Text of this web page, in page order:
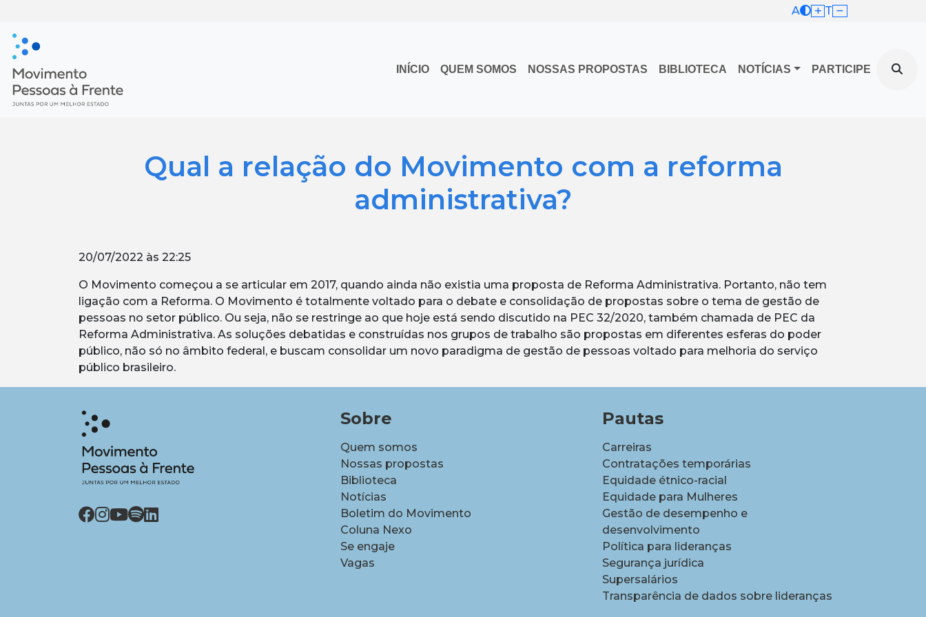
A T
INÍCIO QUEM SOMOS NOSSAS PROPOSTAS BIBLIOTECA NOTÍCIAS PARTICIPE
Qual a relação do Movimento com a reforma
administrativa?
20/07/2022 às 22:25
O Movimento começou a se articular em 2017, quando ainda não existia uma proposta de Reforma Administrativa. Portanto, não tem
ligação com a Reforma. O Movimento é totalmente voltado para o debate e consolidação de propostas sobre o tema de gestão de
pessoas no setor público. Ou seja, não se restringe ao que hoje está sendo discutido na PEC 32/2020, também chamada de PEC da
Reforma Administrativa. As soluções debatidas e construídas nos grupos de trabalho são propostas em diferentes esferas do poder
público, não só no âmbito federal, e buscam consolidar um novo paradigma de gestão de pessoas voltado para melhoria do serviço
público brasileiro.
Sobre
Quem somos
Nossas propostas
Biblioteca
Notícias
Boletim do Movimento
Coluna Nexo
Se engaje
Vagas
Pautas
Carreiras
Contratações temporárias
Equidade étnico-racial
Equidade para Mulheres
Gestão de desempenho e
desenvolvimento
Política para lideranças
Segurança jurídica
Supersalários
Transparência de dados sobre lideranças